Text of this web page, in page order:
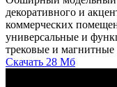
декоративного и
коммерческих
универсальные и
трековые и магнитные
Скачать 28 Мб